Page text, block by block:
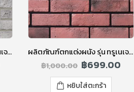
ผลิตภัณฑ์ตกแต่งผนัง รุ่น ทรูเนเจอร์ รัสติคบริค สีเทา ผลิตภัณฑ์ตกแต่งผนัง รุ่น ทรูเนเจอร์ โอลด์บริค สีแดง
฿1,000.00 ฿699.00
หยิบใส่ตะกร้า